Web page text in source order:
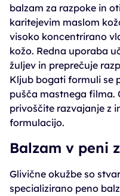
balzam za razpoke in
karitejevim maslom
visoko koncentrirano
kožo. Redna uporaba
žuljev in preprečuje
Kljub bogati formuli se
pušča mastnega filma.
privoščite razvajanje z
formulacijo.
Balzam v peni
Glivične okužbe so
specializirano peno